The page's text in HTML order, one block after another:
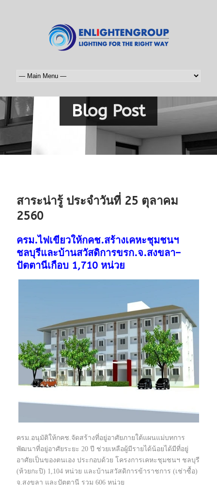
Blog Post
สาระน่ารู้ ประจำวันที่ 25 ตุลาคม
2560
ครม.ไฟเขียวให้กคช.สร้างเคหะชุมชนฯ
ชลบุรีและบ้านสวัสดิการขรก.จ.สงขลา–
ปัตตานีเกือบ 1,710 หน่วย
ครม.อนุมัติให้กคช.จัดสร้างที่อยู่อาศัยภายใต้แผนแม่บทการ
พัฒนาที่อยู่อาศัยระยะ 20 ปี ช่วยเหลือผู้มีรายได้น้อยได้มีที่อยู่
อาศัยเป็นของตนเอง ประกอบด้วย โครงการเคหะชุมชนฯ ชลบุรี
(ห้วยกะปิ) 1,104 หน่วย และบ้านสวัสดิการข้าราชการ (เช่าซื้อ)
จ.สงขลา และปัตตานี รวม 606 หน่วย